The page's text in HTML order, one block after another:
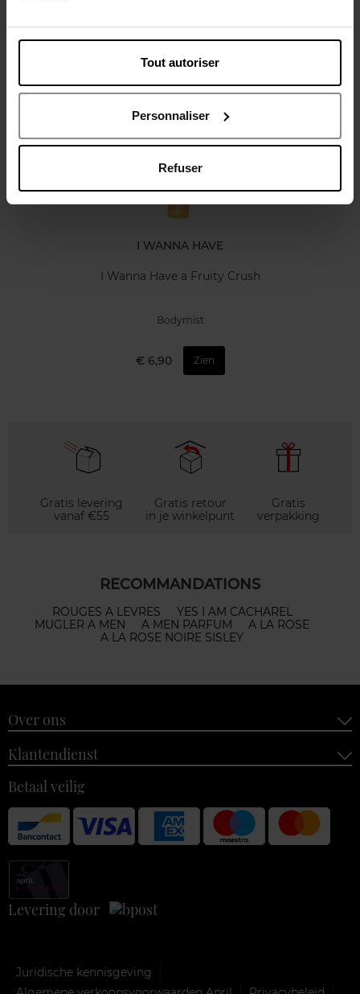
Tout autoriser
Personnaliser
Refuser
Review Beleid inzake klantbeoordelingen
Nog iets vergeten ?
I WANNA HAVE
I Wanna Have a Fruity Crush
Bodymist
€ 6,90 Zien
Gratis levering
vanaf €55
Gratis retour
in je winkelpunt
Gratis
verpakking
RECOMMANDATIONS
ROUGES A LEVRES
YES I AM CACHAREL
MUGLER A MEN
A MEN PARFUM
A LA ROSE
A LA ROSE NOIRE SISLEY
Over ons
Klantendienst
Betaal veilig
Levering door
Juridische kennisgeving